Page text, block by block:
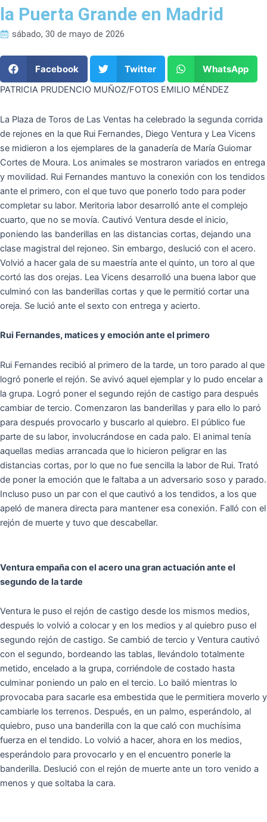
la Puerta Grande en Madrid
sábado, 30 de mayo de 2026
Facebook Twitter WhatsApp
PATRICIA PRUDENCIO MUÑOZ/FOTOS EMILIO MÉNDEZ
La Plaza de Toros de Las Ventas ha celebrado la segunda corrida
de rejones en la que Rui Fernandes, Diego Ventura y Lea Vicens
se midieron a los ejemplares de la ganadería de María Guiomar
Cortes de Moura. Los animales se mostraron variados en entrega
y movilidad. Rui Fernandes mantuvo la conexión con los tendidos
ante el primero, con el que tuvo que ponerlo todo para poder
completar su labor. Meritoria labor desarrolló ante el complejo
cuarto, que no se movía. Cautivó Ventura desde el inicio,
poniendo las banderillas en las distancias cortas, dejando una
clase magistral del rejoneo. Sin embargo, deslució con el acero.
Volvió a hacer gala de su maestría ante el quinto, un toro al que
cortó las dos orejas. Lea Vicens desarrolló una buena labor que
culminó con las banderillas cortas y que le permitió cortar una
oreja. Se lució ante el sexto con entrega y acierto.
Rui Fernandes, matices y emoción ante el primero
Rui Fernandes recibió al primero de la tarde, un toro parado al que
logró ponerle el rejón. Se avivó aquel ejemplar y lo pudo encelar a
la grupa. Logró poner el segundo rejón de castigo para después
cambiar de tercio. Comenzaron las banderillas y para ello lo paró
para después provocarlo y buscarlo al quiebro. El público fue
parte de su labor, involucrándose en cada palo. El animal tenía
aquellas medias arrancada que lo hicieron peligrar en las
distancias cortas, por lo que no fue sencilla la labor de Rui. Trató
de poner la emoción que le faltaba a un adversario soso y parado.
Incluso puso un par con el que cautivó a los tendidos, a los que
apeló de manera directa para mantener esa conexión. Falló con el
rejón de muerte y tuvo que descabellar.
Ventura empaña con el acero una gran actuación ante el
segundo de la tarde
Ventura le puso el rejón de castigo desde los mismos medios,
después lo volvió a colocar y en los medios y al quiebro puso el
segundo rejón de castigo. Se cambió de tercio y Ventura cautivó
con el segundo, bordeando las tablas, llevándolo totalmente
metido, encelado a la grupa, corriéndole de costado hasta
culminar poniendo un palo en el tercio. Lo bailó mientras lo
provocaba para sacarle esa embestida que le permitiera moverlo y
cambiarle los terrenos. Después, en un palmo, esperándolo, al
quiebro, puso una banderilla con la que caló con muchísima
fuerza en el tendido. Lo volvió a hacer, ahora en los medios,
esperándolo para provocarlo y en el encuentro ponerle la
banderilla. Deslució con el rejón de muerte ante un toro venido a
menos y que soltaba la cara.